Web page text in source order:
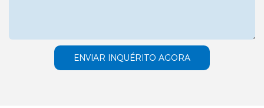
ENVIAR INQUÉRITO AGORA